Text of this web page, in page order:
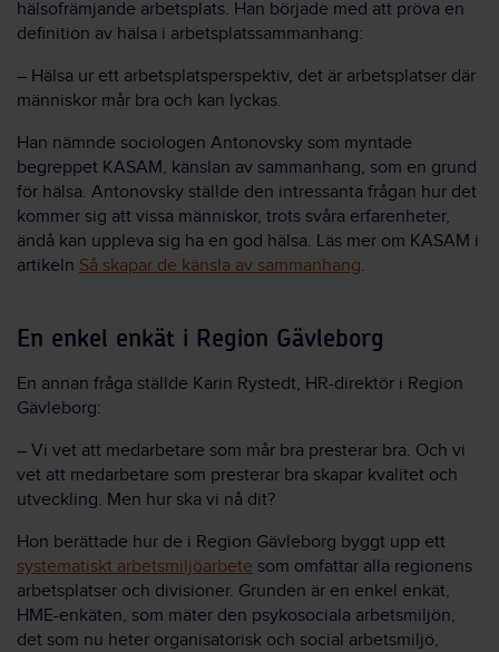
hälsofrämjande arbetsplats. Han började med att pröva en
definition av hälsa i arbetsplatssammanhang:
– Hälsa ur ett arbetsplatsperspektiv, det är arbetsplatser där
människor mår bra och kan lyckas.
Han nämnde sociologen Antonovsky som myntade
begreppet KASAM, känslan av sammanhang, som en grund
för hälsa. Antonovsky ställde den intressanta frågan hur det
kommer sig att vissa människor, trots svåra erfarenheter,
ändå kan uppleva sig ha en god hälsa. Läs mer om KASAM i
artikeln Så skapar de känsla av sammanhang.
En enkel enkät i Region Gävleborg
En annan fråga ställde Karin Rystedt, HR-direktör i Region
Gävleborg:
– Vi vet att medarbetare som mår bra presterar bra. Och vi
vet att medarbetare som presterar bra skapar kvalitet och
utveckling. Men hur ska vi nå dit?
Hon berättade hur de i Region Gävleborg byggt upp ett
systematiskt arbetsmiljöarbete som omfattar alla regionens
arbetsplatser och divisioner. Grunden är en enkel enkät,
HME-enkäten, som mäter den psykosociala arbetsmiljön,
det som nu heter organisatorisk och social arbetsmiljö,